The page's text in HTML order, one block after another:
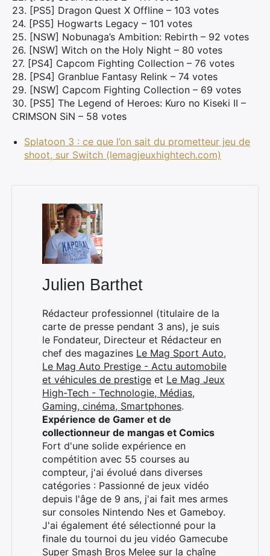
23. [PS5] Dragon Quest X Offline – 103 votes
24. [PS5] Hogwarts Legacy – 101 votes
25. [NSW] Nobunaga’s Ambition: Rebirth – 92 votes
26. [NSW] Witch on the Holy Night – 80 votes
27. [PS4] Capcom Fighting Collection – 76 votes
28. [PS4] Granblue Fantasy Relink – 74 votes
29. [NSW] Capcom Fighting Collection – 69 votes
30. [PS5] The Legend of Heroes: Kuro no Kiseki II –
CRIMSON SiN – 58 votes
Splatoon 3 : ce que l’on sait du prometteur jeu de
shoot, sur Switch (lemagjeuxhightech.com)
Julien Barthet
Rédacteur professionnel (titulaire de la
carte de presse pendant 3 ans), je suis
le Fondateur, Directeur et Rédacteur en
chef des magazines Le Mag Sport Auto,
Le Mag Auto Prestige - Actu automobile
et véhicules de prestige et Le Mag Jeux
High-Tech - Technologie, Médias,
Gaming, cinéma, Smartphones.
Expérience de Gamer et de
collectionneur de mangas et Comics
Fort d'une solide expérience en
compétition avec 55 courses au
compteur, j'ai évolué dans diverses
catégories : Passionné de jeux vidéo
depuis l'âge de 9 ans, j'ai fait mes armes
sur consoles Nintendo Nes et Gameboy.
J'ai également été sélectionné pour la
finale du tournoi du jeu vidéo Gamecube
Super Smash Bros Melee sur la chaîne
×
Rechercher
: